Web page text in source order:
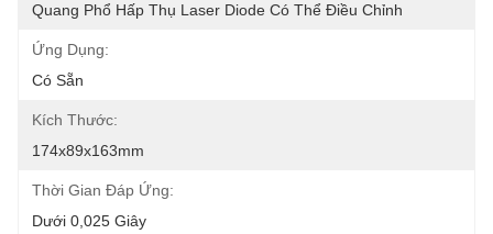
Quang Phổ Hấp Thụ Laser Diode Có Thể Điều Chỉnh
Ứng Dụng:
Có Sẵn
Kích Thước:
174x89x163mm
Thời Gian Đáp Ứng:
Dưới 0,025 Giây